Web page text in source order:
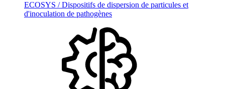
ECOSYS / Dispositifs de dispersion de particules et
d'inoculation de pathogènes